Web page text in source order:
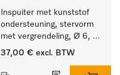
Inspuiter met kunststof
ondersteuning, stervorm
met vergrendeling, Ø 6,
lengte 175 mm.
37,00 € excl. BTW